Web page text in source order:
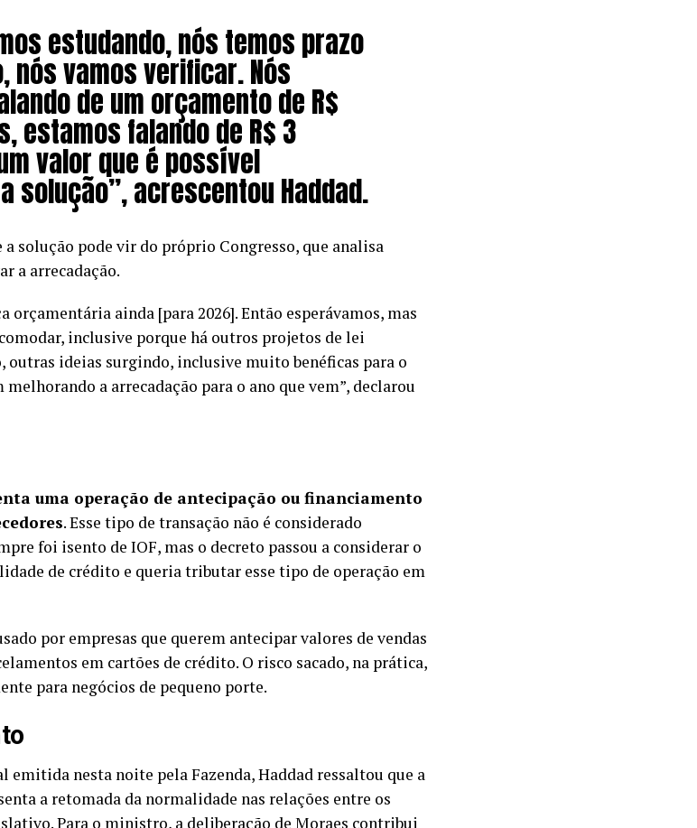
estudando, nós temos prazo
nós vamos verificar. Nós
de um orçamento de R$
estamos falando de R$ 3
valor que é possível
solução”, acrescentou Haddad.
solução pode vir do próprio Congresso, que analisa
a arrecadação.
orçamentária ainda [para 2026]. Então esperávamos, mas
inclusive porque há outros projetos de lei
outras ideias surgindo, inclusive muito benéficas para o
a arrecadação para o ano que vem”, declarou
uma operação de antecipação ou financiamento
. Esse tipo de transação não é considerado
foi isento de IOF, mas o decreto passou a considerar o
de crédito e queria tributar esse tipo de operação em
por empresas que querem antecipar valores de vendas
em cartões de crédito. O risco sacado, na prática,
para negócios de pequeno porte.
emitida nesta noite pela Fazenda, Haddad ressaltou que a
a retomada da normalidade nas relações entre os
Para o ministro, a deliberação de Moraes contribui